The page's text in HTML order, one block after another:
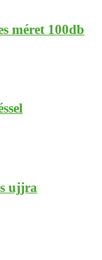
méret 100db
ujjra